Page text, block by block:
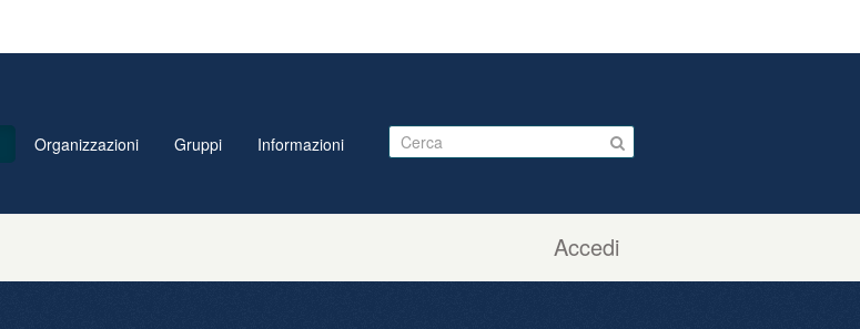
Accedi
Organizzazioni Gruppi Informazioni